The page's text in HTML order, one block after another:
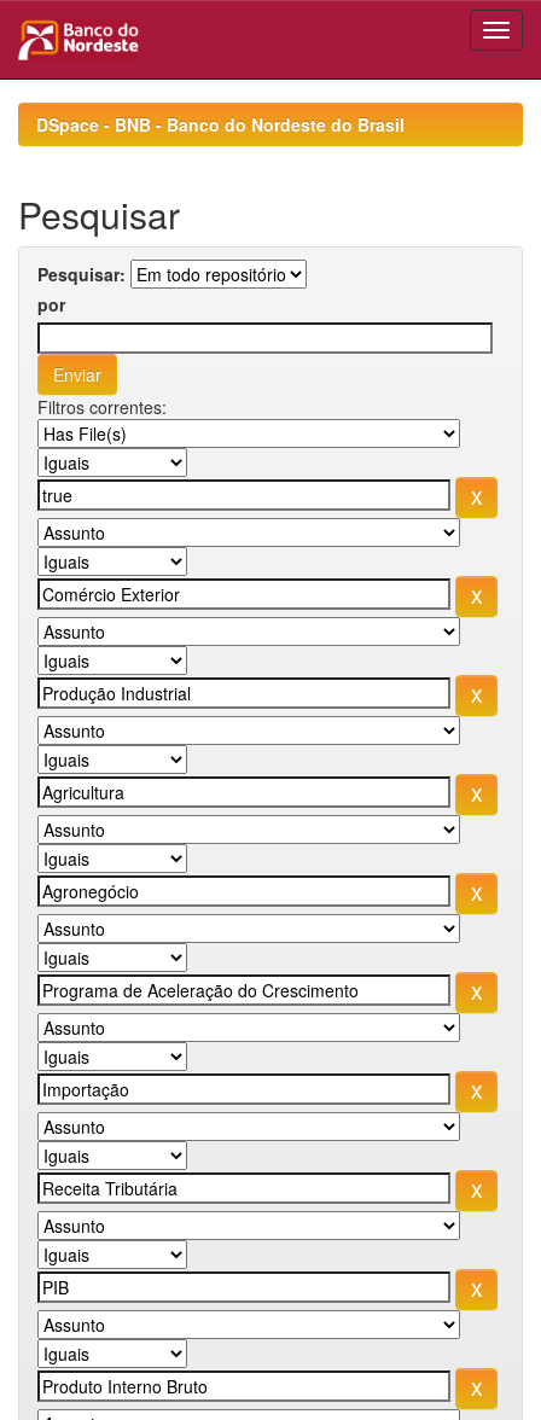
navigationDSpace - BNB - Banco do Nordeste do Brasil
Pesquisar
Pesquisar:
por
Filtros correntes: